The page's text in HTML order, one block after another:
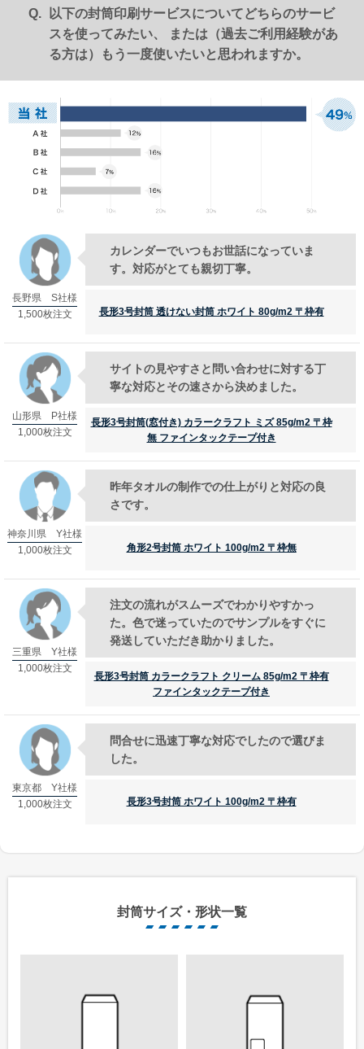
以下の封筒印刷サービスについてどちらのサービ
スを使ってみたい、 または（過去ご利用経験があ
る方は）もう一度使いたいと思われますか。
長野県 S社様
1,500枚注文
カレンダーでいつもお世話になっていま
す。対応がとても親切丁寧。
長形3号封筒 透けない封筒 ホワイト 80g/m2 〒枠有
山形県 P社様
1,000枚注文
サイトの見やすさと問い合わせに対する丁
寧な対応とその速さから決めました。
長形3号封筒(窓付き) カラークラフト ミズ 85g/m2 〒枠
無 ファインタックテープ付き
神奈川県 Y社様
1,000枚注文
昨年タオルの制作での仕上がりと対応の良
さです。
角形2号封筒 ホワイト 100g/m2 〒枠無
三重県 Y社様
1,000枚注文
注文の流れがスムーズでわかりやすかっ
た。色で迷っていたのでサンプルをすぐに
発送していただき助かりました。
長形3号封筒 カラークラフト クリーム 85g/m2 〒枠有
ファインタックテープ付き
東京都 Y社様
1,000枚注文
問合せに迅速丁寧な対応でしたので選びま
した。
長形3号封筒 ホワイト 100g/m2 〒枠有
封筒サイズ・形状一覧